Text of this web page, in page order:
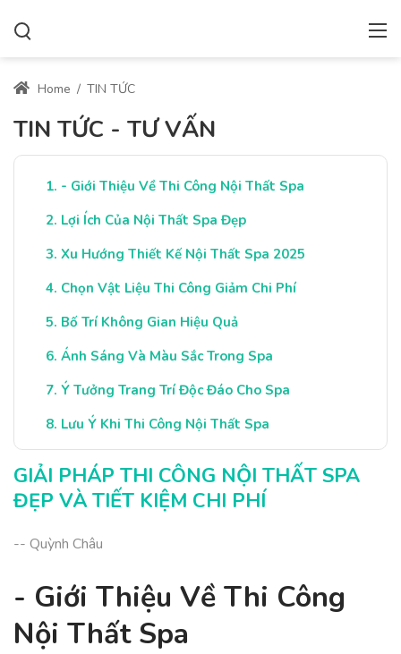
Home / TIN TỨC
TIN TỨC - TƯ VẤN
- Giới Thiệu Về Thi Công Nội Thất Spa
Lợi Ích Của Nội Thất Spa Đẹp
Xu Hướng Thiết Kế Nội Thất Spa 2025
Chọn Vật Liệu Thi Công Giảm Chi Phí
Bố Trí Không Gian Hiệu Quả
Ánh Sáng Và Màu Sắc Trong Spa
Ý Tưởng Trang Trí Độc Đáo Cho Spa
Lưu Ý Khi Thi Công Nội Thất Spa
Kết Luận: Tạo Spa Đẹp Và Tiết Kiệm
GIẢI PHÁP THI CÔNG NỘI THẤT SPA
ĐẸP VÀ TIẾT KIỆM CHI PHÍ
-- Quỳnh Châu
- Giới Thiệu Về Thi Công
Nội Thất Spa